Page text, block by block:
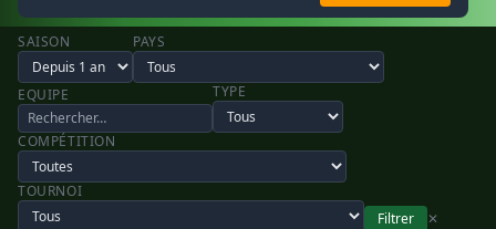
SAISON PAYS
EQUIPE TYPE
COMPÉTITION
TOURNOI
Filtrer
✕